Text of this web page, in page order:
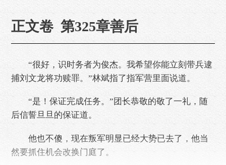
正文卷 第325章善后
“很好，识时务者为俊杰。我希望你能立刻带兵逮
捕刘文龙将功赎罪。”林斌指了指军营里面说道。
“是！保证完成任务。”团长恭敬的敬了一礼，随
后信誓旦旦的保证道。
他也不傻，现在叛军明显已经大势已去了，他当
然要抓住机会改换门庭了。